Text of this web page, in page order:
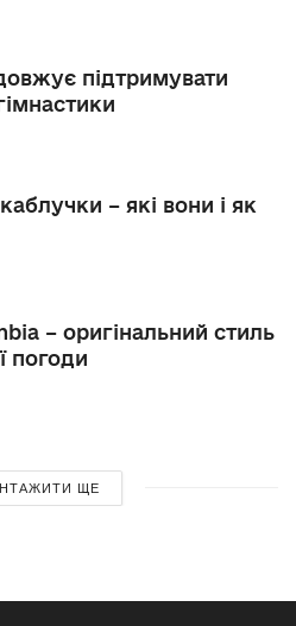
підтримувати
– які вони і як
– оригінальний стиль
погоди
ЩЕ